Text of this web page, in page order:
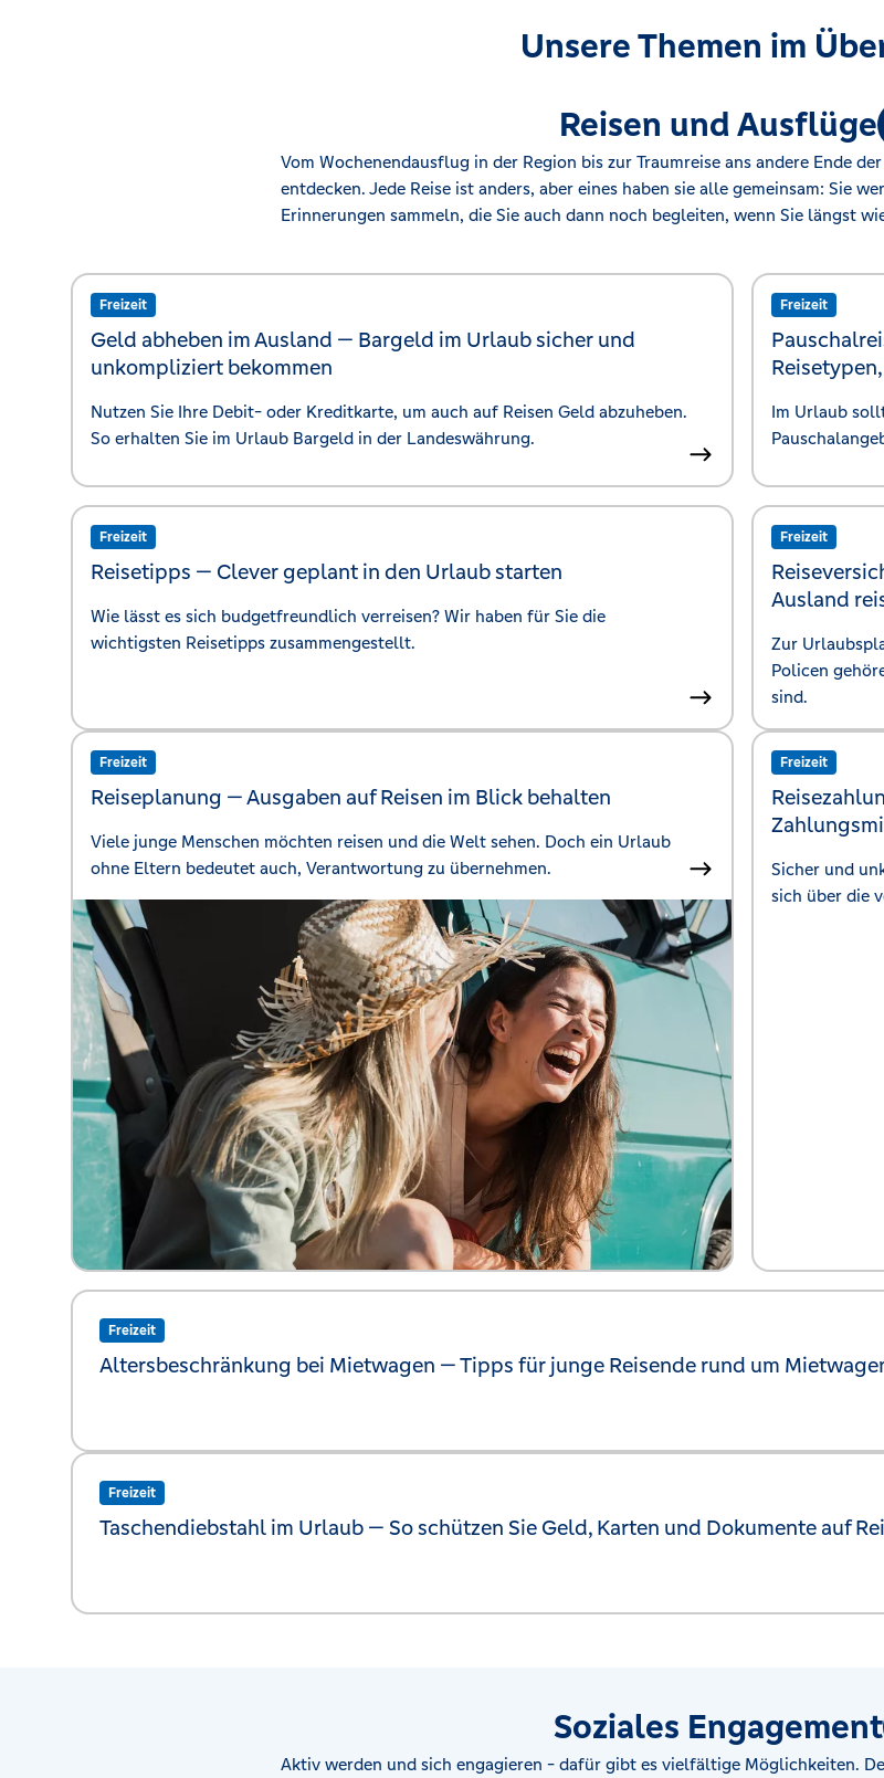
Unsere Themen im
Reisen und Ausflüge
Vom Wochenendausflug in der Region bis zur Traumreise ans andere Ende
entdecken. Jede Reise ist anders, aber eines haben sie alle gemeinsam: Sie
Erinnerungen sammeln, die Sie auch dann noch begleiten, wenn Sie längst
Freizeit
Geld abheben im Ausland — Bargeld im Urlaub sicher und
unkompliziert bekommen
Nutzen Sie Ihre Debit- oder Kreditkarte, um auch auf Reisen Geld abzuheben.
So erhalten Sie im Urlaub Bargeld in der Landeswährung.
Freizeit
Im Urlaub
Freizeit
Reisetipps — Clever geplant in den Urlaub starten
Wie lässt es sich budgetfreundlich verreisen? Wir haben für Sie die
wichtigsten Reisetipps zusammengestellt.
Freizeit
Ausland
Zur
Policen
sind.
Freizeit
Reiseplanung —Ausgaben auf Reisen im Blick behalten
Viele junge Menschen möchten reisen und die Welt sehen. Doch ein Urlaub
ohne Eltern bedeutet auch, Verantwortung zu übernehmen.
Freizeit
Sicher und
sich über die
Freizeit
Altersbeschränkung bei Mietwagen —Tipps für junge Reisende rund um
Freizeit
Taschendiebstahl im Urlaub — So schützen Sie Geld, Karten und Dokumente auf
Soziales Engagement
Aktiv werden und sich engagieren - dafür gibt es vielfältige Möglichkeiten.